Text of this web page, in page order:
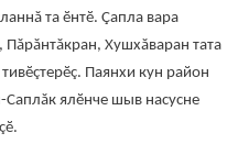
та ӗнтӗ. Çапла вара
Пăрăнтăкран, Хушхăваран тата
Паянхи кун район
ялӗнче шыв насусне